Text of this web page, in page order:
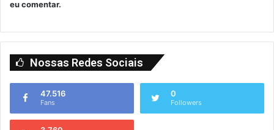
eu comentar.
Nossas Redes Sociais
47.516
Fans
0
Followers